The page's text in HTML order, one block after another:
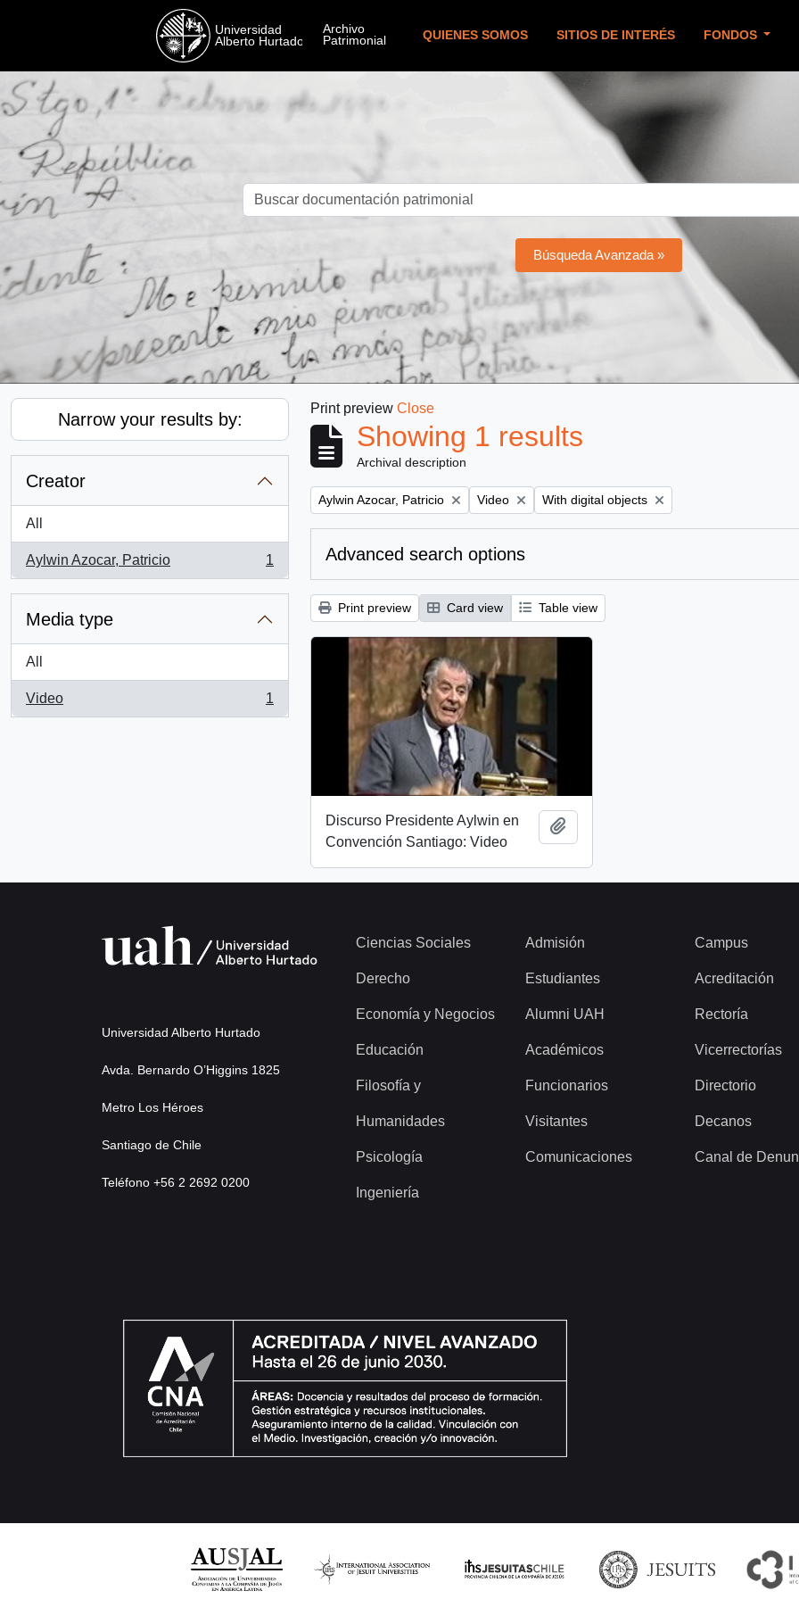
QUIENES SOMOS SITIOS DE INTERÉS FONDOS
Búsqueda Avanzada »
Narrow your results by:
Creator
All
Aylwin Azocar, Patricio
, 1 results
1
Media type
All
Video
, 1 results
1
Print preview Close
Showing 1 results
Archival description
Remove filter:
Aylwin Azocar, Patricio Remove filter:
Video Remove filter:
With digital objects
Advanced search options
Print preview Card view Table view
Discurso Presidente Aylwin en
Convención Santiago: Video
Universidad Alberto Hurtado
Avda. Bernardo O’Higgins 1825
Metro Los Héroes
Santiago de Chile
Teléfono +56 2 2692 0200
Ciencias Sociales
Derecho
Economía y Negocios
Educación
Filosofía y
Humanidades
Psicología
Ingeniería
Admisión
Estudiantes
Alumni UAH
Académicos
Funcionarios
Visitantes
Comunicaciones
Campus
Acreditación
Rectoría
Vicerrectorías
Directorio
Decanos
Canal de